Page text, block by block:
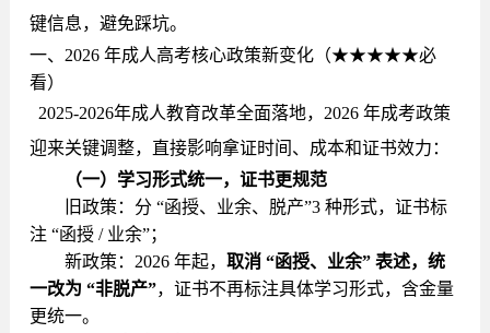
键信息，避免踩坑。
一、2026 年成人高考核心政策新变化（★★★★★必
看）
2025-2026年成人教育改革全面落地，2026 年成考政策
迎来关键调整，直接影响拿证时间、成本和证书效力：
（一）学习形式统一，证书更规范
旧政策：分 “函授、业余、脱产”3 种形式，证书标
注 “函授 / 业余”；
新政策：2026 年起， 取消 “函授、业余” 表述，统
一改为 “非脱产”，证书不再标注具体学习形式，含金量
更统一。